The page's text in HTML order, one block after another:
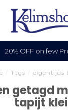
20% OFF on few
Tags eigentijds
getagd
tapijt